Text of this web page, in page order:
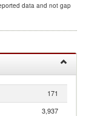
data and not gap
171
3,937